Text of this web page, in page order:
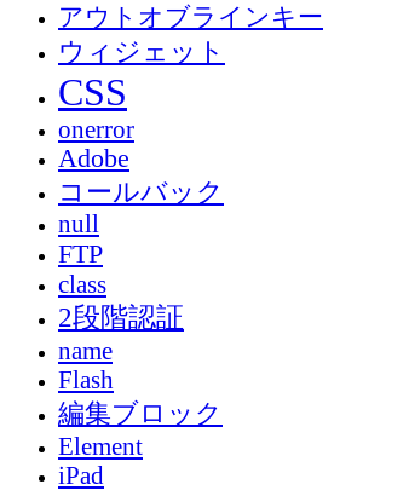
アウトオブラインキー
ウィジェット
CSS
onerror
Adobe
コールバック
null
FTP
class
2段階認証
name
Flash
編集ブロック
Element
iPad